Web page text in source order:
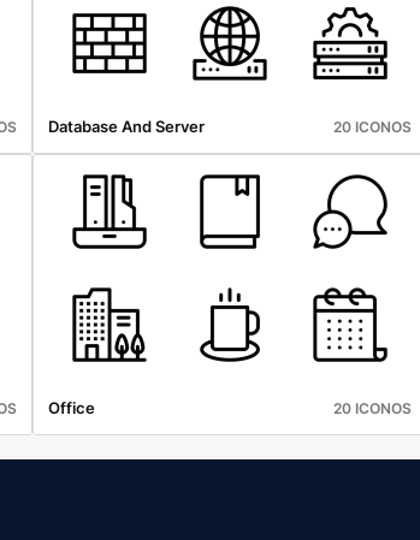
Database And Server 20 ICONOS
Office 20 ICONOS